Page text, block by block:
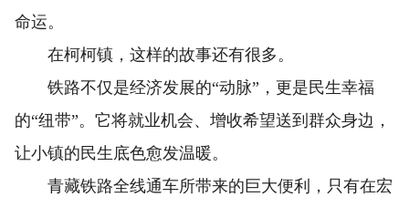
命运。
在柯柯镇，这样的故事还有很多。
铁路不仅是经济发展的“动脉”，更是民生幸福
的“纽带”。它将就业机会、增收希望送到群众身边，
让小镇的民生底色愈发温暖。
青藏铁路全线通车所带来的巨大便利，只有在宏